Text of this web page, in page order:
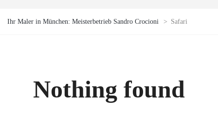
Ihr Maler in München: Meisterbetrieb Sandro Crocioni > Safari
Nothing found